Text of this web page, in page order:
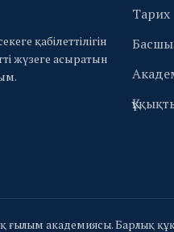
қабілеттілігін
жүзеге асыратын
Тарих
ғылым академиясы. Барлық